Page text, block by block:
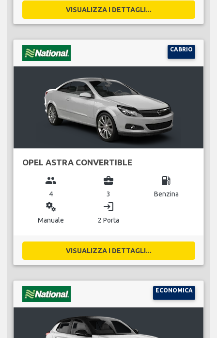
VISUALIZZA I DETTAGLI...
CABRIO
OPEL ASTRA CONVERTIBLE
group
4
business_center
3
local_gas_station
Benzina
miscellaneous_services
Manuale
login
2 Porta
VISUALIZZA I DETTAGLI...
ECONOMICA